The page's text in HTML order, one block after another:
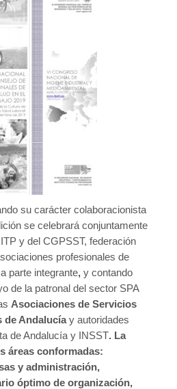
su carácter colaboracionista
se celebrará conjuntamente
y del CGPSST, federación
profesionales de
parte integrante, y contando
de la patronal del sector SPA
Asociaciones de Servicios
de Andalucíay autoridades
de Andalucía y INSST. La
áreas conformadas:
y administración,
óptimo de organización,